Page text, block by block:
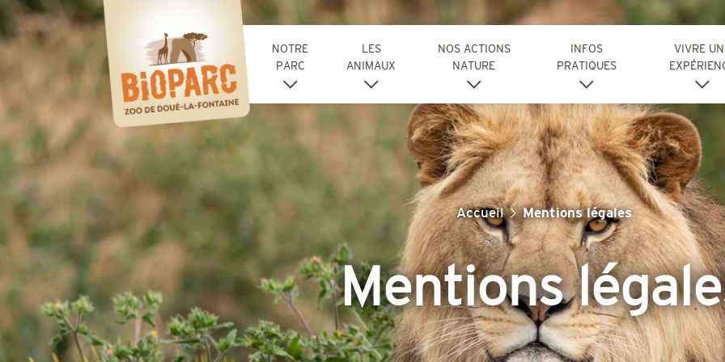
NOTRE
PARC
LES
ANIMAUX
NOS ACTIONS
NATURE
INFOS
PRATIQUES
VIVRE
Accueil Mentions légales
Mentions
Panneau de gestion des cookies